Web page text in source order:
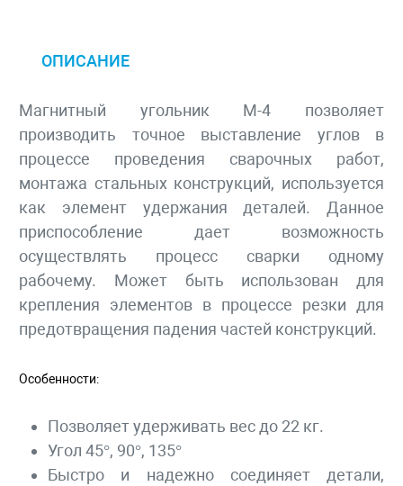
ОПИСАНИЕ
Магнитный угольник М-4 позволяет
производить точное выставление углов в
процессе проведения сварочных работ,
монтажа стальных конструкций, используется
как элемент удержания деталей. Данное
приспособление дает возможность
осуществлять процесс сварки одному
рабочему. Может быть использован для
крепления элементов в процессе резки для
предотвращения падения частей конструкций.
Особенности:
Позволяет удерживать вес до 22 кг.
Угол 45°, 90°, 135°
Быстро и надежно соединяет детали,